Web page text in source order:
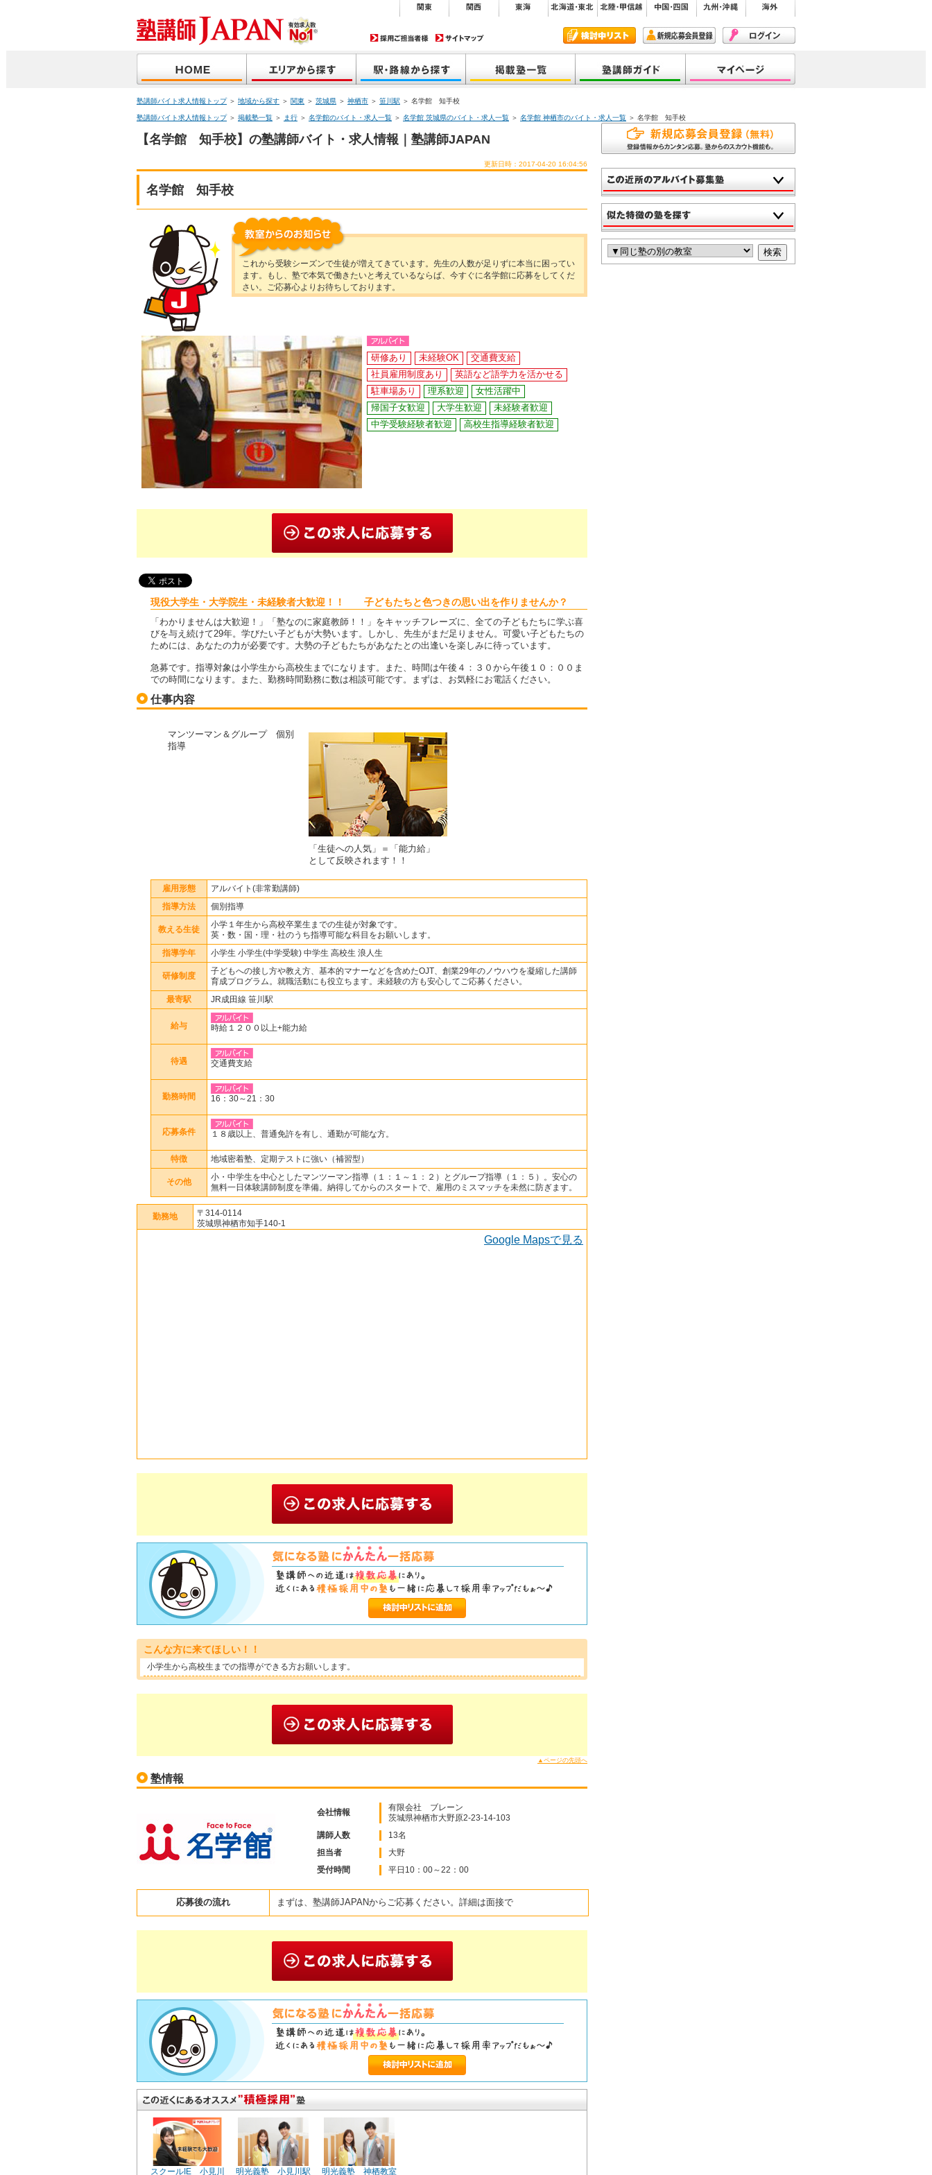
塾講師バイト求人情報トップ＞ 地域から探す ＞ 関東 ＞ 茨城県 ＞ 神栖市 ＞ 笹川駅 ＞ 名学館 知手校
塾講師バイト求人情報トップ＞ 掲載塾一覧 ＞ ま行 ＞ 名学館のバイト・求人一覧 ＞ 名学館 茨城県のバイト・求人一覧 ＞ 名学館 神栖市のバイト・求人一覧 ＞ 名学館 知手校
【名学館 知手校】の塾講師バイト・求人情報｜塾講師JAPAN
更新日時：2017-04-20 16:04:56
名学館 知手校
これから受験シーズンで生徒が増えてきています。先生の人数が足りずに本当に困ってい
ます。もし、塾で本気で働きたいと考えているならば、今すぐに名学館に応募をしてくだ
さい。ご応募心よりお待ちしております。
研修あり 未経験OK
交通費支給
社員雇用制度あり
英語など語学力を活かせる
駐車場あり
理系歓迎
女性活躍中
帰国子女歓迎
大学生歓迎
未経験者歓迎
中学受験経験者歓迎
高校生指導経験者歓迎
現役大学生・大学院生・未経験者大歓迎！！ 子どもたちと色つきの思い出を作りませんか？
「わかりませんは大歓迎！」「塾なのに家庭教師！！」をキャッチフレーズに、全ての子どもたちに学ぶ喜
びを与え続けて29年。学びたい子どもが大勢います。しかし、先生がまだ足りません。可愛い子どもたちの
ためには、あなたの力が必要です。大勢の子どもたちがあなたとの出逢いを楽しみに待っています。
急募です。指導対象は小学生から高校生までになります。また、時間は午後４：３０から午後１０：００ま
での時間になります。また、勤務時間勤務に数は相談可能です。まずは、お気軽にお電話ください。
仕事内容
マンツーマン＆グループ 個別
指導
「生徒への人気」＝「能力給」
として反映されます！！
雇用形態 アルバイト(非常勤講師)
指導方法 個別指導
教える生徒
小学１年生から高校卒業生までの生徒が対象です。
英・数・国・理・社のうち指導可能な科目をお願いします。
指導学年 小学生 小学生(中学受験) 中学生 高校生 浪人生
研修制度
子どもへの接し方や教え方、基本的マナーなどを含めたOJT、創業29年のノウハウを凝縮した講師
育成プログラム。就職活動にも役立ちます。未経験の方も安心してご応募ください。
最寄駅 JR成田線 笹川駅
給与 時給１２００以上+能力給
待遇 交通費支給
勤務時間 16：30～21：30
応募条件 １８歳以上、普通免許を有し、通勤が可能な方。
特徴 地域密着塾、定期テストに強い（補習型）
その他
小・中学生を中心としたマンツーマン指導（１：１～１：２）とグループ指導（１：５）。安心の
無料一日体験講師制度を準備。納得してからのスタートで、雇用のミスマッチを未然に防ぎます。
勤務地
〒314-0114
茨城県神栖市知手140-1
Google Mapsで見る
こんな方に来てほしい！！
小学生から高校生までの指導ができる方お願いします。
▲ページの先頭へ
塾情報
会社情報
有限会社 ブレーン
茨城県神栖市大野原2-23-14-103
講師人数 13名
担当者 大野
受付時間 平日10：00～22：00
応募後の流れ まずは、塾講師JAPANからご応募ください。詳細は面接で
スクールIE 小見川 明光義塾 小見川駅 明光義塾 神栖教室